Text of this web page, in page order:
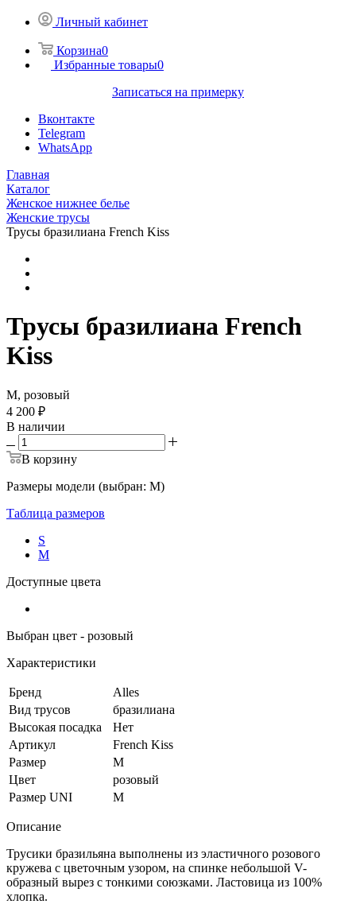
Личный кабинет
Корзина0
Избранные товары0
Записаться на примерку
Вконтакте
Telegram
WhatsApp
Главная
Каталог
Женское нижнее белье
Женские трусы
Трусы бразилианa French Kiss
Трусы бразилианa French
Kiss
M, розовый
4 200 ₽
В наличии
В корзину
Размеры модели (выбран: M)
Таблица размеров
S
M
Доступные цвета
Выбран цвет - розовый
Характеристики
Бренд
Alles
Вид трусов
бразилиана
Высокая посадка
Нет
Артикул
French Kiss
Размер
M
Цвет
розовый
Размер UNI
M
Описание
Трусики бразильяна выполнены из эластичного розового
кружева с цветочным узором, на спинке небольшой V-
образный вырез с тонкими союзками. Ластовица из 100%
хлопка.